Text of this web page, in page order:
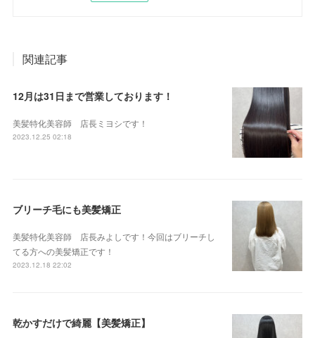
関連記事
12月は31日まで営業しております！
美髪特化美容師 店長ミヨシです！
2023.12.25 02:18
ブリーチ毛にも美髪矯正
美髪特化美容師 店長みよしです！今回はブリーチし
てる方への美髪矯正です！
2023.12.18 22:02
乾かすだけで綺麗【美髪矯正】